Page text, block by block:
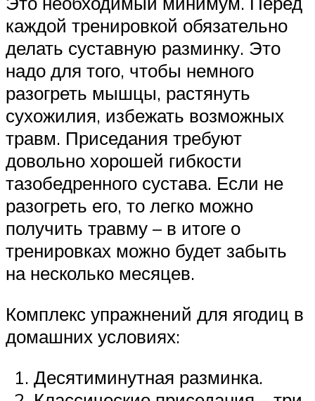
каждой тренировкой обязательно
делать суставную разминку. Это
надо для того, чтобы немного
разогреть мышцы, растянуть
сухожилия, избежать возможных
травм. Приседания требуют
довольно хорошей гибкости
тазобедренного сустава. Если не
разогреть его, то легко можно
получить травму – в итоге о
тренировках можно будет забыть
на несколько месяцев.
Комплекс упражнений для ягодиц в
домашних условиях:
Десятиминутная разминка.